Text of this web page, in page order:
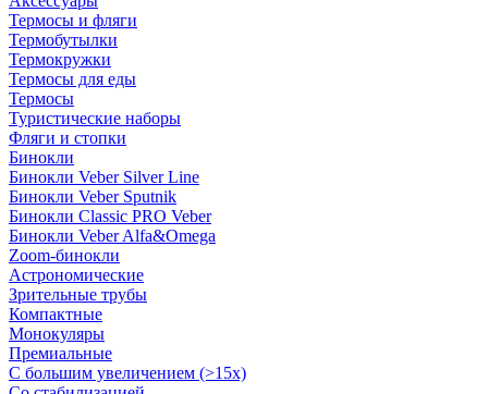
Термосы и фляги
Термобутылки
Термокружки
Термосы для еды
Термосы
Туристические наборы
Фляги и стопки
Бинокли
Бинокли Veber Silver Line
Бинокли Veber Sputnik
Бинокли Classic PRO Veber
Бинокли Veber Alfa&Omega
Zoom-бинокли
Астрономические
Зрительные трубы
Компактные
Монокуляры
Премиальные
С большим увеличением (>15x)